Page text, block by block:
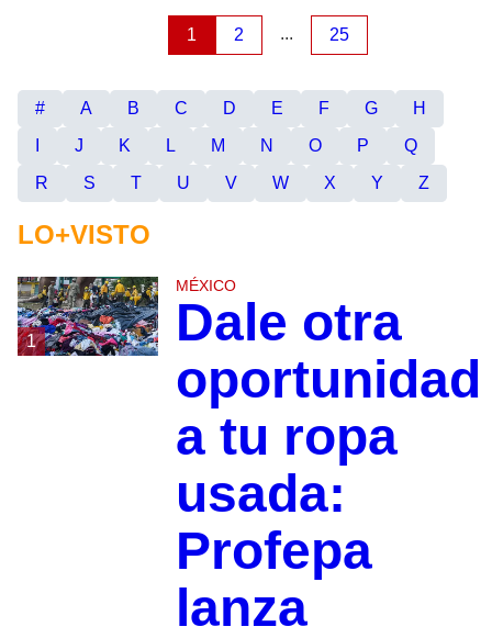
1 2 ... 25
# A B C D E F G
H
J K L M N O P
Q
R
S T U V W X Y Z
LO+VISTO
1
MÉXICO
Dale otra
oportunidad
a tu ropa
usada:
Profepa
lanza